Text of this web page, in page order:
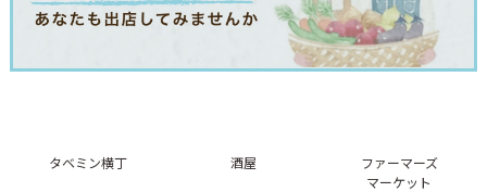
タベミン横丁 酒屋
ファーマーズ
マーケット